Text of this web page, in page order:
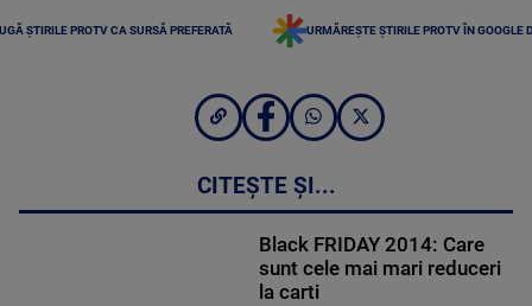
ȘTIRILE PROTV CA SURSĂ PREFERATĂ URMĂREȘTE ȘTIRILE PROTV ÎN GOOGLE
CITEȘTE ȘI...
Black FRIDAY 2014: Care
sunt cele mai mari reduceri
la carti